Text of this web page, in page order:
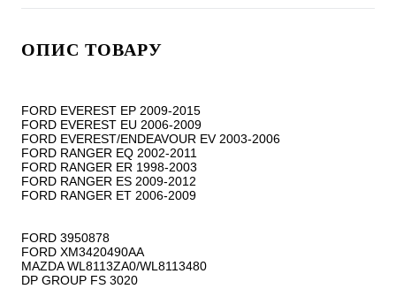
ОПИС ТОВАРУ
FORD EVEREST EP 2009-2015
FORD EVEREST EU 2006-2009
FORD EVEREST/ENDEAVOUR EV 2003-2006
FORD RANGER EQ 2002-2011
FORD RANGER ER 1998-2003
FORD RANGER ES 2009-2012
FORD RANGER ET 2006-2009
FORD 3950878
FORD XM3420490AA
MAZDA WL8113ZA0/WL8113480
DP GROUP FS 3020